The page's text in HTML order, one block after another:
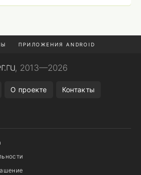
ПРИЛОЖЕНИЯ ANDROID
UI 8.5
, 2013—2026
О проекте Контакты